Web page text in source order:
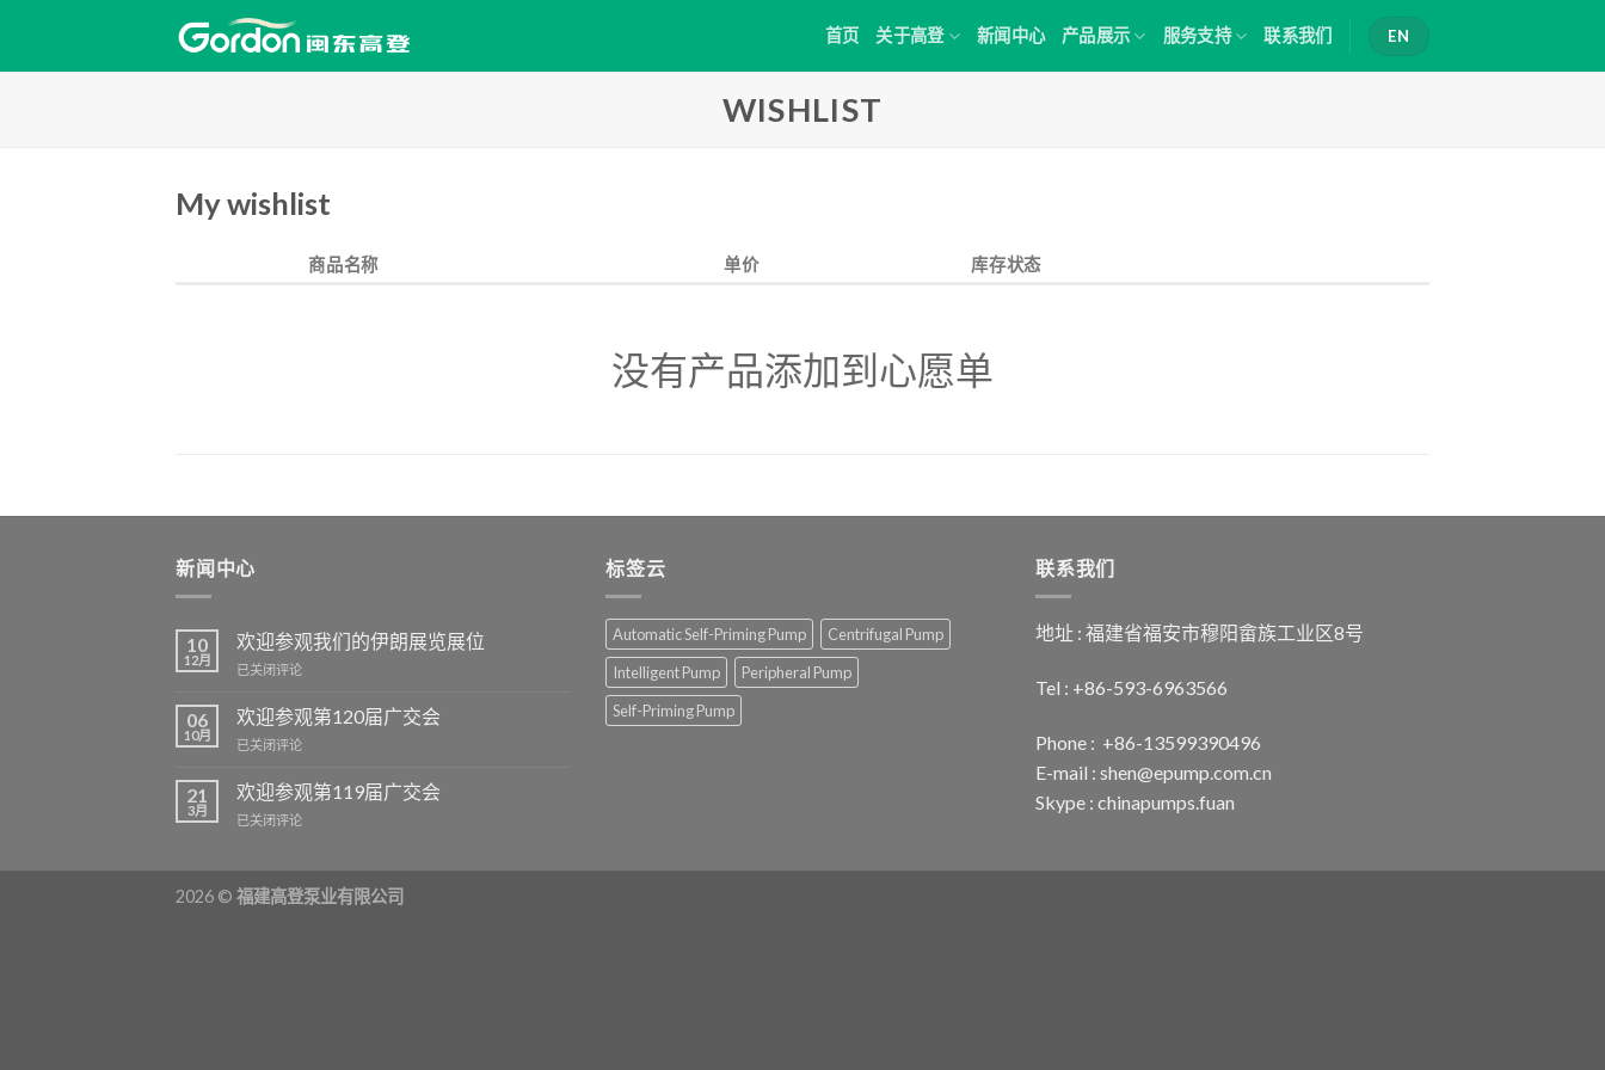
内
首页 关于高登 新闻中心 产品展示 服务支持 联系我们 EN
WISHLIST
My wishlist
商品名称 单价 库存状态
没有产品添加到心愿单
新闻中心
10
12月
欢迎参观我们的伊朗展览展位
欢
参
观
我
的
朗
览
展
已关闭评论
06
10月
欢迎参观第120届广交会
欢
参
观
第
广
交
已关闭评论
21
3月
欢迎参观第119届广交会
欢
第
已关闭评论
标签云
Automatic Self-Priming Pump
Centrifugal Pump
Intelligent Pump
Peripheral Pump
Self-Priming Pump
联系我们
地址 : 福建省福安市穆阳畲族工业区8号
Tel : +86-593-6963566
Phone : +86-13599390496
E-mail : shen@epump.com.cn
Skype : chinapumps.fuan
2026 © 福建高登泵业有限公司